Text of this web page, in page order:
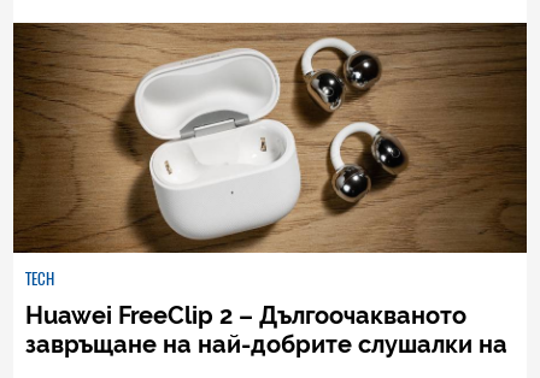
TECH
Huawei FreeClip 2 – Дългоочакваното
завръщане на най-добрите слушалки на